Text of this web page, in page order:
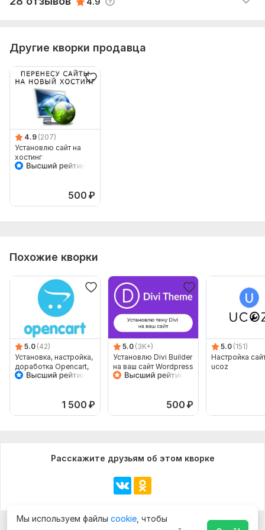
рекламных RTB-блоков РСЯ на Вашем сайте
Другие кворки продавца
4.9 (207)
Установлю сайт на
хостинг
500 ₽
Похожие кворки
5.0 (42)
Установка, настройка,
доработка Opencart,
OcStore
1 500 ₽
5.0 (3K+)
Установлю Divi Builder
на ваш сайт Wordpress
500 ₽
5.0 (151)
Настройка
ucoz
Расскажите друзьям об этом кворке
Мы используем файлы cookie , чтобы